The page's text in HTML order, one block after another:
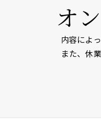
オ
内容によ
また、休